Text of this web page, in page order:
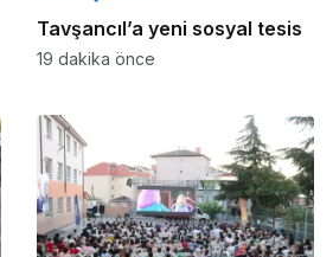
Tavşancıl’a yeni sosyal tesis
19 dakika önce